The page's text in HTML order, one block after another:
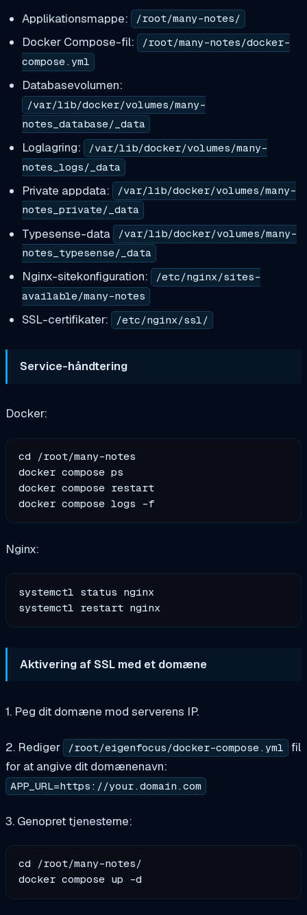
Applikationsmappe: /root/many-notes/
Docker Compose-fil:
/root/many-notes/docker-
compose.yml
Databasevolumen:
/var/lib/docker/volumes/many-
notes_database/_data
Loglagring:
/var/lib/docker/volumes/many-
notes_logs/_data
Private appdata:
/var/lib/docker/volumes/many-
notes_private/_data
Typesense-data
/var/lib/docker/volumes/many-
notes_typesense/_data
Nginx-sitekonfiguration:
/etc/nginx/sites-
available/many-notes
SSL-certifikater: /etc/nginx/ssl/
Service-håndtering
Docker:
cd /root/many-notes
docker compose ps
docker compose restart
Nginx:
systemctl status nginx
Aktivering af SSL med et domæne
1. Peg dit domæne mod serverens IP.
2. Rediger /root/eigenfocus/docker-compose.yml fil
for at angive dit domænenavn:
APP_URL=https://your.domain.com
3. Genopret tjenesterne:
cd /root/many-notes/